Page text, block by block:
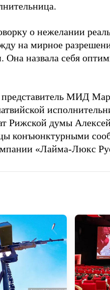
о нежелании
на мирное
назвала себя
МИД
Рижской думы
конъюнктурными
«Лайма-Люкс